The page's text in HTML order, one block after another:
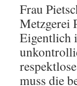
Frau
Metzgerei
Eigentlich
muss die